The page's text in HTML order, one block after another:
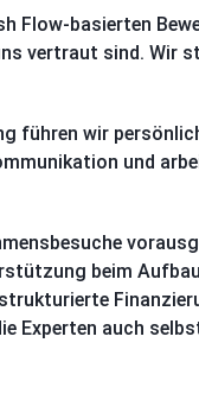
Flow-basierten
vertraut sind. Wir
führen wir
und
beim
Experten auch